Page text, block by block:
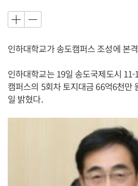
인하대학교가 송도캠퍼스 조성에 본
인하대학교는 19일 송도국제도시
캠퍼스의 5회차 토지대금 66억6천만
일 밝혔다.